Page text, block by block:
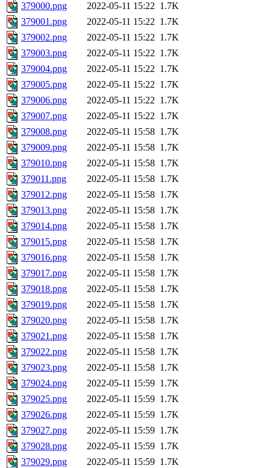
379000.png
2022-05-11 15:22 1.7K
379001.png
2022-05-11 15:22 1.7K
379002.png
2022-05-11 15:22 1.7K
379003.png
2022-05-11 15:22 1.7K
379004.png
2022-05-11 15:22 1.7K
379005.png
2022-05-11 15:22 1.7K
379006.png
2022-05-11 15:22 1.7K
379007.png
2022-05-11 15:22 1.7K
379008.png
2022-05-11 15:58 1.7K
379009.png
2022-05-11 15:58 1.7K
379010.png
2022-05-11 15:58 1.7K
379011.png
2022-05-11 15:58 1.7K
379012.png
2022-05-11 15:58 1.7K
379013.png
2022-05-11 15:58 1.7K
379014.png
2022-05-11 15:58 1.7K
379015.png
2022-05-11 15:58 1.7K
379016.png
2022-05-11 15:58 1.7K
379017.png
2022-05-11 15:58 1.7K
379018.png
2022-05-11 15:58 1.7K
379019.png
2022-05-11 15:58 1.7K
379020.png
2022-05-11 15:58 1.7K
379021.png
2022-05-11 15:58 1.7K
379022.png
2022-05-11 15:58 1.7K
379023.png
2022-05-11 15:58 1.7K
379024.png
2022-05-11 15:59 1.7K
379025.png
2022-05-11 15:59 1.7K
379026.png
2022-05-11 15:59 1.7K
379027.png
2022-05-11 15:59 1.7K
379028.png
2022-05-11 15:59 1.7K
379029.png
2022-05-11 15:59 1.7K